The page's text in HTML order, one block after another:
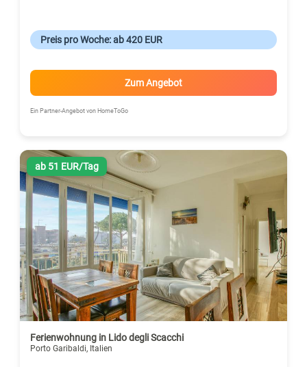
Preis pro Woche: ab 420 EUR
Zum Angebot
Ein Partner-Angebot von HomeToGo
ab 51 EUR/Tag
Ferienwohnung in Lido degli Scacchi
Porto Garibaldi, Italien